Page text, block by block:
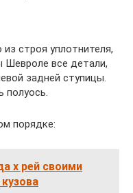
строя уплотнителя,
Шевроле все детали,
задней ступицы.
полуось.
порядке:
х рей своими